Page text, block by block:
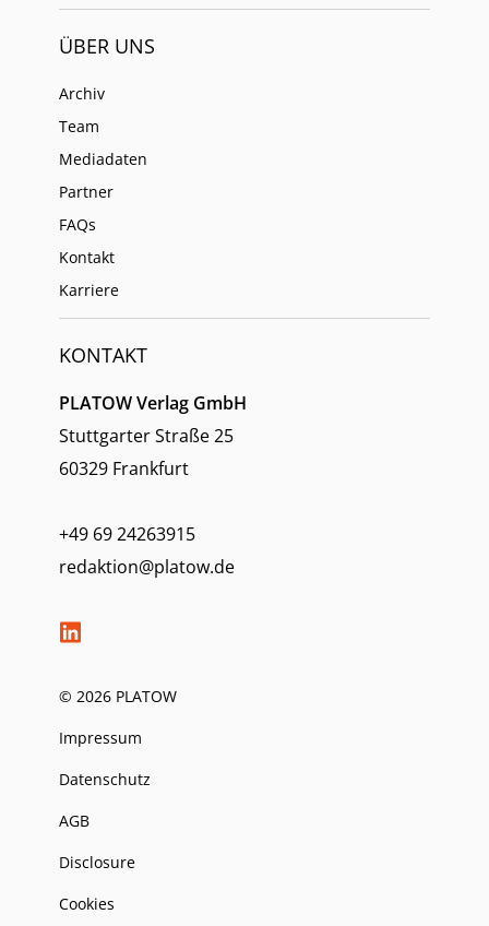
ÜBER UNS
Archiv
Team
Mediadaten
Partner
FAQs
Kontakt
Karriere
KONTAKT
PLATOW Verlag GmbH
Stuttgarter Straße 25
60329 Frankfurt
+49 69 24263915
redaktion@platow.de
© 2026 PLATOW
Impressum
Datenschutz
AGB
Disclosure
Cookies